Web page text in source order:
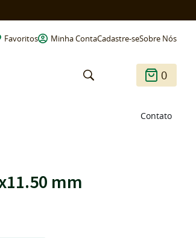
Favoritos Minha ContaCadastre-seSobre Nós
0
Contato
mm